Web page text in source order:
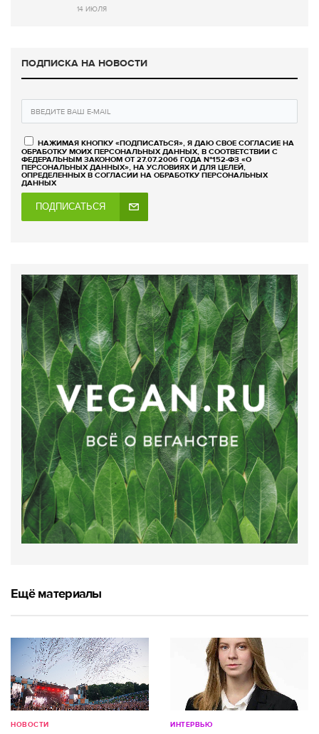
14 ИЮЛЯ
ПОДПИСКА НА НОВОСТИ
НАЖИМАЯ КНОПКУ «ПОДПИСАТЬСЯ», Я ДАЮ СВОЕ СОГЛАСИЕ НА
ОБРАБОТКУ МОИХ ПЕРСОНАЛЬНЫХ ДАННЫХ, В СООТВЕТСТВИИ С
ФЕДЕРАЛЬНЫМ ЗАКОНОМ ОТ 27.07.2006 ГОДА №152-ФЗ «О
ПЕРСОНАЛЬНЫХ ДАННЫХ», НА УСЛОВИЯХ И ДЛЯ ЦЕЛЕЙ,
ОПРЕДЕЛЕННЫХ В СОГЛАСИИ НА ОБРАБОТКУ ПЕРСОНАЛЬНЫХ
ДАННЫХ
ПОДПИСАТЬСЯ
Ещё материалы
НОВОСТИ ИНТЕРВЬЮ